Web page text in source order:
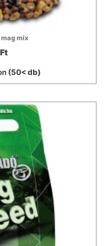
mix
(50< db)